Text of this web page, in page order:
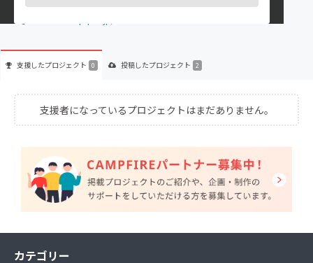
支援したプロジェクト 0 投稿したプロジェクト 2
支援者になっているプロジェクトはまだありません。
カテゴリー